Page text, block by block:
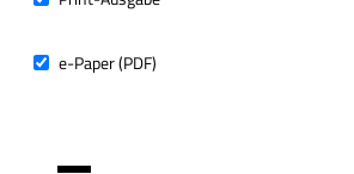
e-Paper (PDF)